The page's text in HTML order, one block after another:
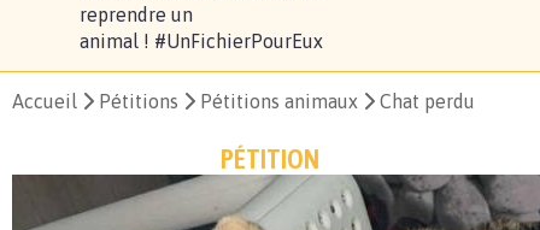
reprendre un
animal ! #UnFichierPourEux
Accueil Pétitions Pétitions animaux Chat perdu
PÉTITION